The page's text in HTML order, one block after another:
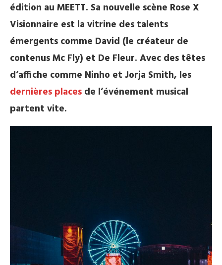
édition au MEETT. Sa nouvelle scène Rose X
Visionnaire est la vitrine des talents
émergents comme David (le créateur de
contenus Mc Fly) et De Fleur. Avec des têtes
d’affiche comme Ninho et Jorja Smith, les
dernières places de l’événement musical
partent vite.